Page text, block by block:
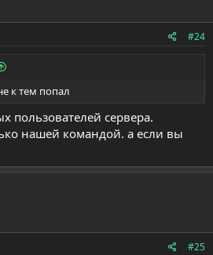
#24
к тем попал
пользователей сервера.
нашей командой. а если вы
#25